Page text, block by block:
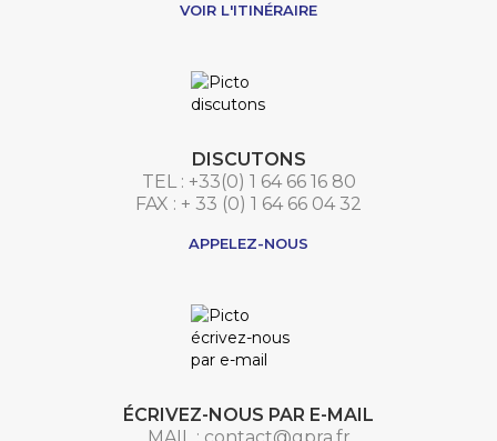
VOIR L'ITINÉRAIRE
DISCUTONS
TEL : +33(0) 1 64 66 16 80
FAX : + 33 (0) 1 64 66 04 32
APPELEZ-NOUS
ÉCRIVEZ-NOUS PAR E-MAIL